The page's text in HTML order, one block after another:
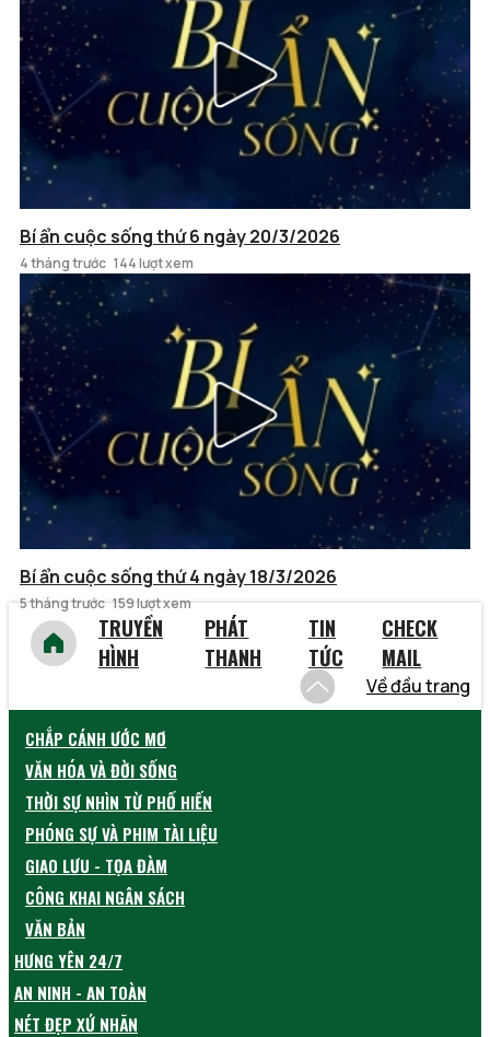
Bí ẩn cuộc sống thứ 6 ngày 20/3/2026
4 tháng trước 144 lượt xem
Bí ẩn cuộc sống thứ 4 ngày 18/3/2026
5 tháng trước 159 lượt xem
TRUYỀN
HÌNH
PHÁT
THANH
TIN
TỨC
CHECK
MAIL
Về đầu trang
CHẮP CÁNH ƯỚC MƠ
VĂN HÓA VÀ ĐỜI SỐNG
THỜI SỰ NHÌN TỪ PHỐ HIẾN
PHÓNG SỰ VÀ PHIM TÀI LIỆU
GIAO LƯU - TỌA ĐÀM
CÔNG KHAI NGÂN SÁCH
VĂN BẢN
HƯNG YÊN 24/7
AN NINH - AN TOÀN
NÉT ĐẸP XỨ NHÃN